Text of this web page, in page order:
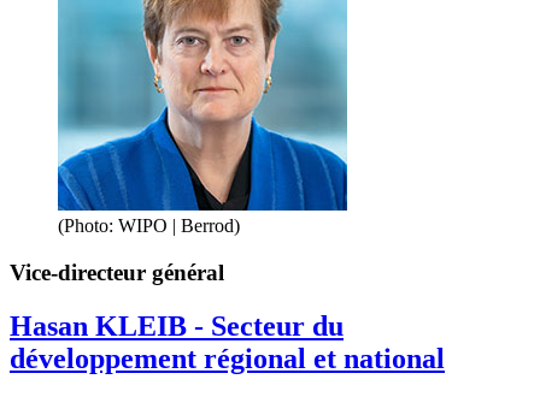
(Photo: WIPO | Berrod)
Vice-directeur général
Hasan KLEIB - Secteur du
développement régional et national